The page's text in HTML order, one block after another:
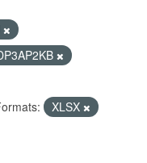
XLSX